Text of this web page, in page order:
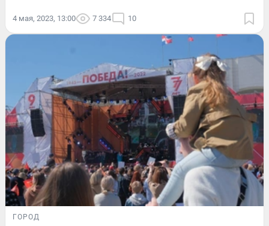
4 мая, 2023, 13:00 7 334 10
ГОРОД